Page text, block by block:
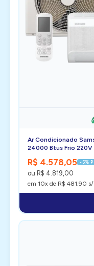
Ar Condicionado
24000 Btus Frio 220V
R$ 4.578,05 -5%
ou R$ 4.819,00
em 10x de R$ 481,90